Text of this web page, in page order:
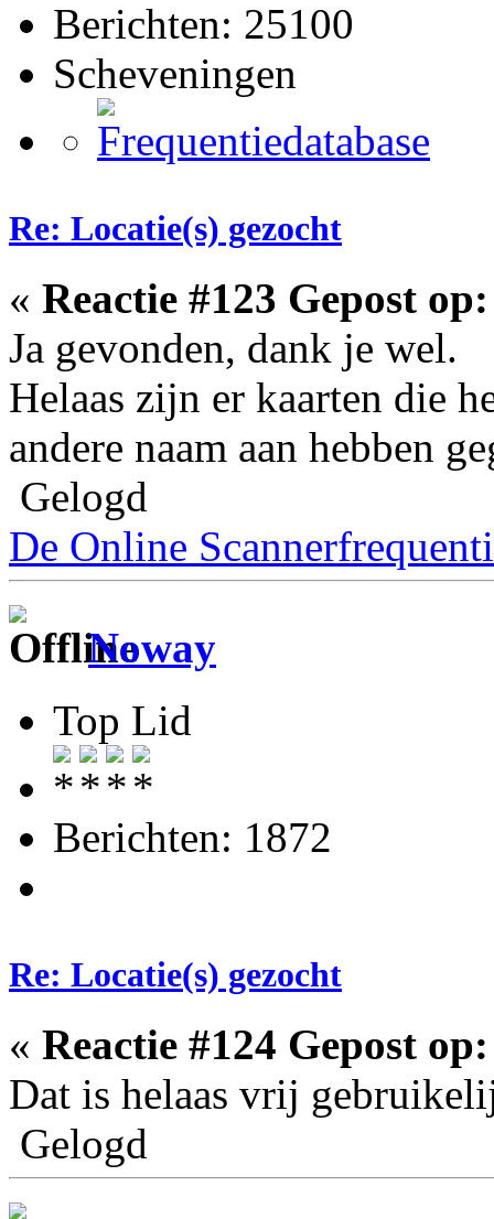
Berichten: 25100
Scheveningen
Re: Locatie(s) gezocht
« Reactie #123 Gepost op:
Ja gevonden, dank je wel.
Helaas zijn er kaarten die
andere naam aan hebben
Gelogd
De Online
Noway
Top Lid
Berichten: 1872
Re: Locatie(s) gezocht
« Reactie #124 Gepost op:
Dat is helaas vrij
Gelogd